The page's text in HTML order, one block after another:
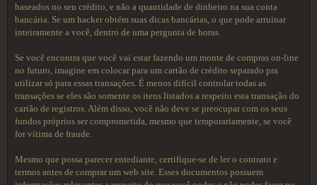
baseados no seu crédito, e não a quantidade de dinheiro na sua conta
bancária. Se um hacker obtém suas dicas bancárias, o que pode arruinar
inteiramente a você, dentro de uma pergunta de horas.
Se você encontra que você vai estar fazendo um monte de compras on-line
no futuro, imagine em colocar para um cartão de crédito separado pra
utilizar só para essas transações. É menos difícil controlar todas as
transações se eles são somente os itens listados a respeito esta transação do
cartão de registros. Além disso, você não deve se preocupar com os seus
fundos próprios ser comprometida, mesmo que temporariamente, se você
for vítima de fraude.
Mesmo que possa parecer entediante, certifique-se de ler o contrato e
termos antes de comprar um web site. Esses documentos possuem